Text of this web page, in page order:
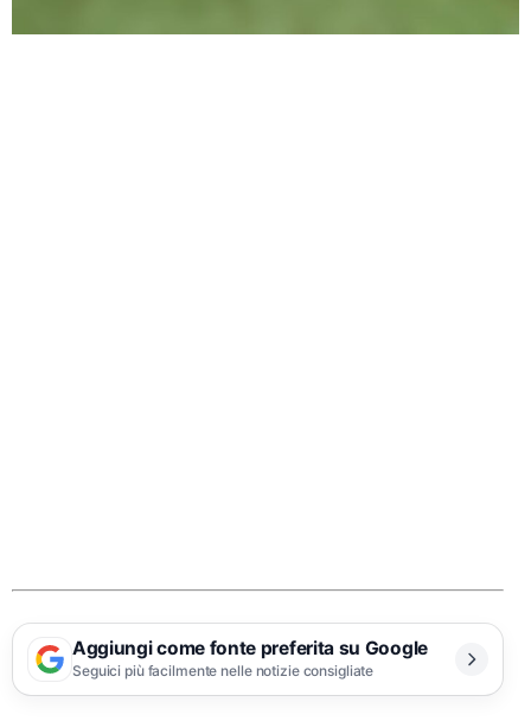
Aggiungi come fonte preferita su Google
Seguici più facilmente nelle notizie consigliate